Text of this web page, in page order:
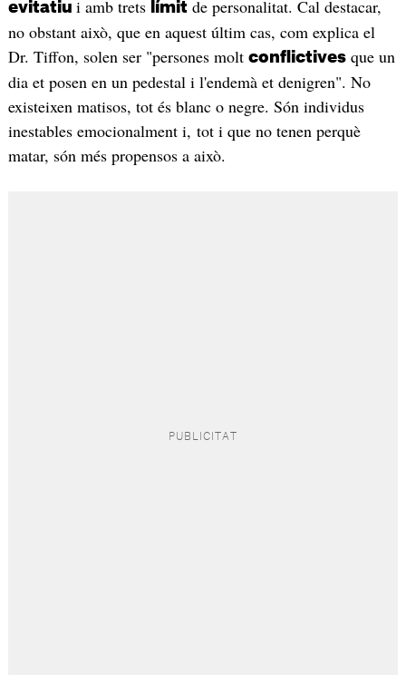
evitatiu i amb trets límitde personalitat. Cal destacar,
no obstant això, que en aquest últim cas, com explica el
Dr. Tiffon, solen ser "persones molt conflictivesque un
dia et posen en un pedestal i l'endemà et denigren". No
existeixen matisos, tot és blanc o negre. Són individus
inestables emocionalment i, tot i que no tenen perquè
matar, són més propensos a això.